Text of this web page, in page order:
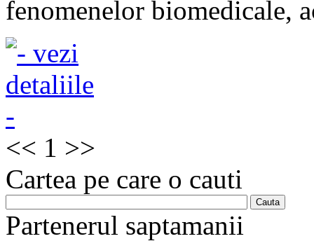
fenomenelor biomedicale,
<< 1 >>
Cartea pe care o cauti
Partenerul saptamanii